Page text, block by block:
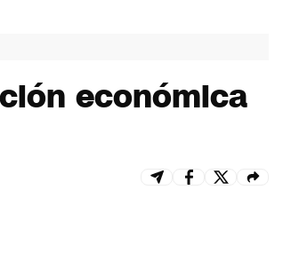
económica